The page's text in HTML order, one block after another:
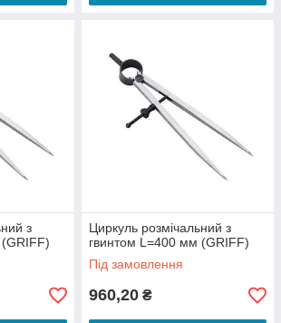
з
Циркуль розмічальний з
гвинтом L=400 мм (GRIFF)
Під замовлення
960,20 ₴